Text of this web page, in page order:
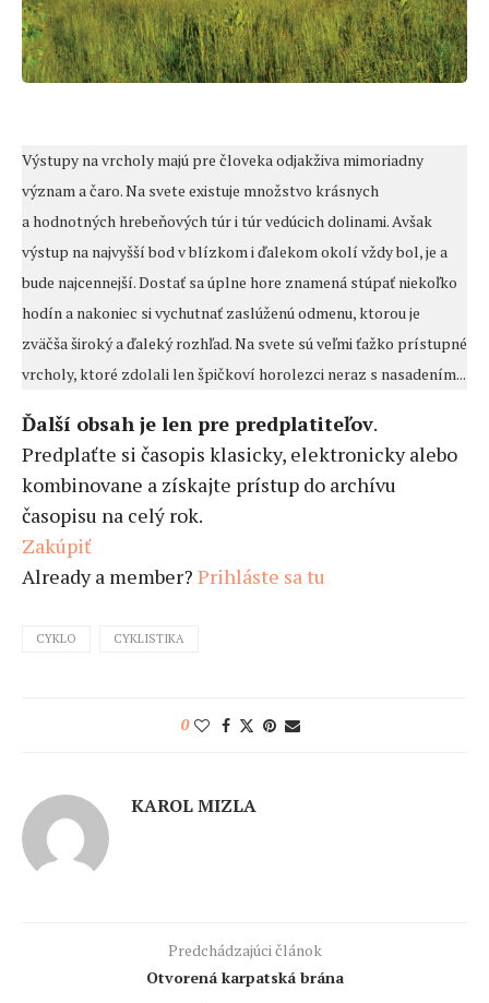
Výstupy na vrcholy majú pre človeka odjakživa mimoriadny
význam a čaro. Na svete existuje množstvo krásnych
a hodnotných hrebeňových túr i túr vedúcich dolinami. Avšak
výstup na najvyšší bod v blízkom i ďalekom okolí vždy bol, je a
bude najcennejší. Dostať sa úplne hore znamená stúpať niekoľko
hodín a nakoniec si vychutnať zaslúženú odmenu, ktorou je
zväčša široký a ďaleký rozhľad. Na svete sú veľmi ťažko prístupné
vrcholy, ktoré zdolali len špičkoví horolezci neraz s nasadením...
Ďalší obsah je len pre predplatiteľov.
Predplaťte si časopis klasicky, elektronicky alebo
kombinovane a získajte prístup do archívu
časopisu na celý rok.
Zakúpiť
Already a member? Prihláste sa tu
CYKLO CYKLISTIKA
0
KAROL MIZLA
Predchádzajúci článok
Otvorená karpatská brána